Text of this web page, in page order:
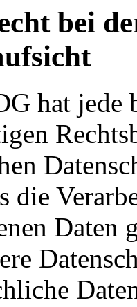
bei
hat jede
die
Daten